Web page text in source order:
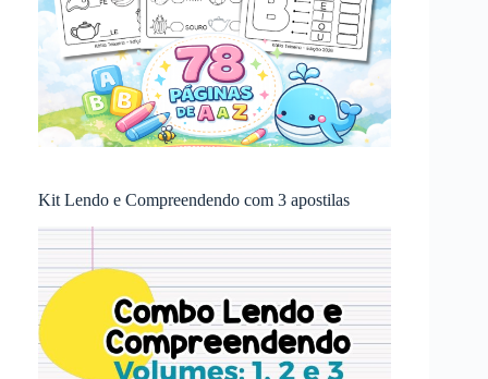
Kit Lendo e Compreendendo com 3 apostilas